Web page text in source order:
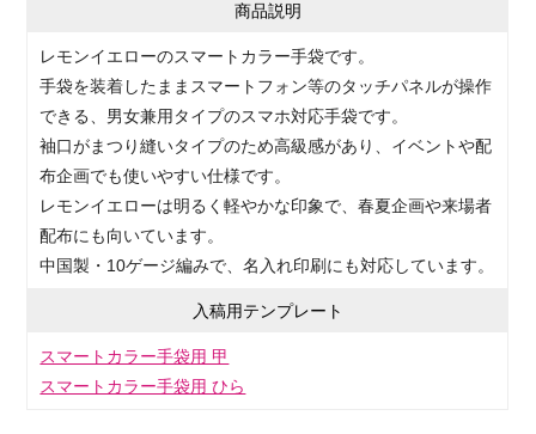
商品説明
レモンイエローのスマートカラー手袋です。
手袋を装着したままスマートフォン等のタッチパネルが操作
できる、男女兼用タイプのスマホ対応手袋です。
袖口がまつり縫いタイプのため高級感があり、イベントや配
布企画でも使いやすい仕様です。
レモンイエローは明るく軽やかな印象で、春夏企画や来場者
配布にも向いています。
中国製・10ゲージ編みで、名入れ印刷にも対応しています。
入稿用テンプレート
スマートカラー手袋用 甲
スマートカラー手袋用 ひら